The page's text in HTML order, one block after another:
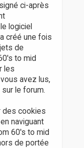
ci-après
logiciel
créé une fois
de
to mid
les
avez lus,
le forum.
des cookies
naviguant
60's to mid
de portée